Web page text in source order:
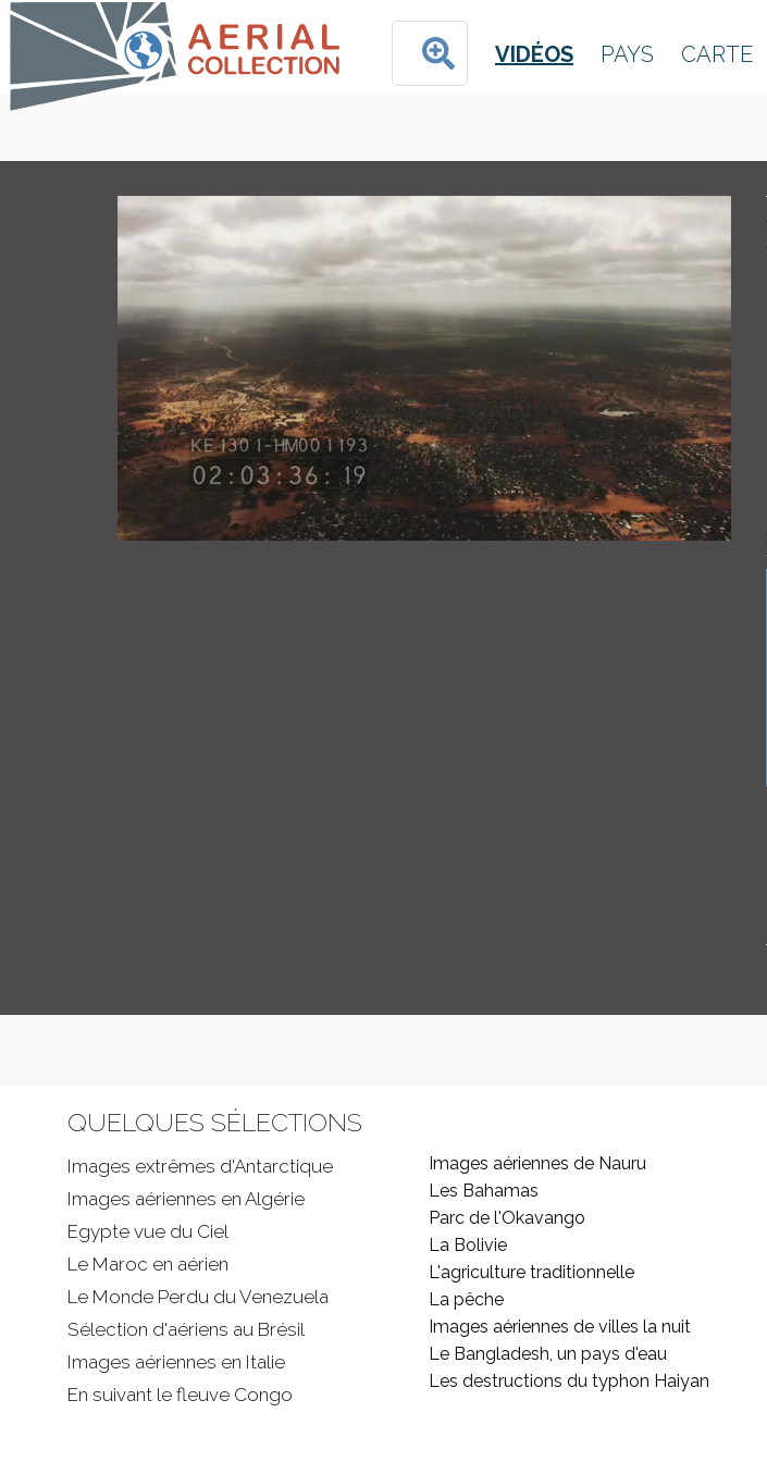
VIDÉOS PAYS CARTE
QUELQUES SÉLECTIONS
Images extrêmes d'Antarctique
Images aériennes en Algérie
Egypte vue du Ciel
Le Maroc en aérien
Le Monde Perdu du Venezuela
Sélection d'aériens au Brésil
Images aériennes en Italie
En suivant le fleuve Congo
Images aériennes de Nauru
Les Bahamas
Parc de l'Okavango
La Bolivie
L'agriculture traditionnelle
La pêche
Images aériennes de villes la nuit
Le Bangladesh, un pays d'eau
Les destructions du typhon Haiyan